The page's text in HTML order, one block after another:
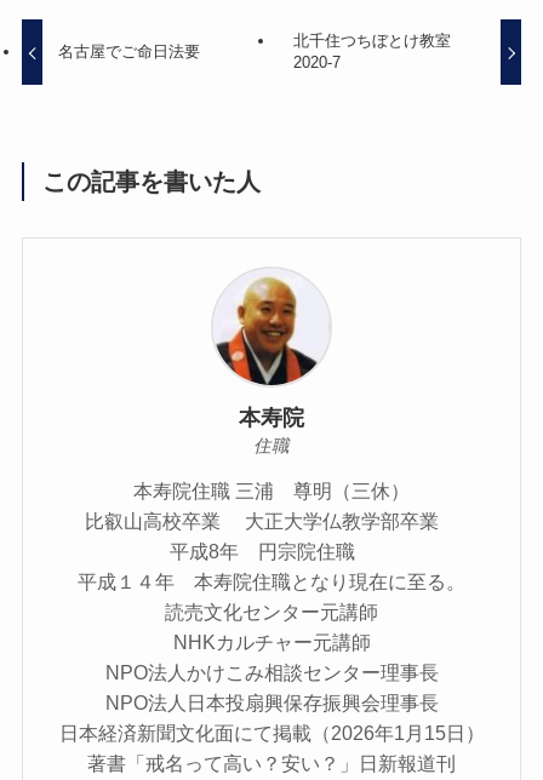
名古屋でご命日法要
北千住つちぼとけ教室
2020-7
この記事を書いた人
本寿院
住職
本寿院住職 三浦 尊明（三休）
比叡山高校卒業 大正大学仏教学部卒業
平成8年 円宗院住職
平成１４年 本寿院住職となり現在に至る。
読売文化センター元講師
NHKカルチャー元講師
NPO法人かけこみ相談センター理事長
NPO法人日本投扇興保存振興会理事長
日本経済新聞文化面にて掲載（2026年1月15日）
著書「戒名って高い？安い？」日新報道刊